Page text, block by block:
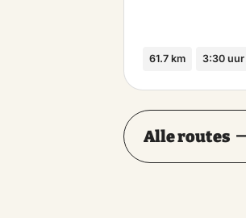
61.7 km 3:30 uur
Alle routes